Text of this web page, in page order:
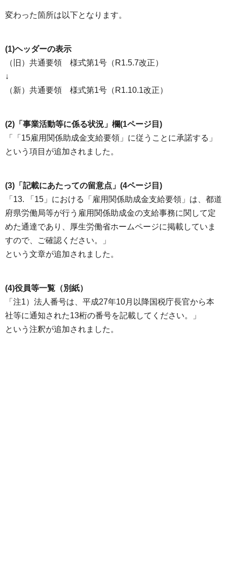
変わった箇所は以下となります。
(1)ヘッダーの表示
（旧）共通要領 様式第1号（R1.5.7改正）
↓
（新）共通要領 様式第1号（R1.10.1改正）
(2)「事業活動等に係る状況」欄(1ページ目)
「「15雇用関係助成金支給要領」に従うことに承諾する」
という項目が追加されました。
(3)「記載にあたっての留意点」(4ページ目)
「13. 「15」における「雇用関係助成金支給要領」は、都道
府県労働局等が行う雇用関係助成金の支給事務に関して定
めた通達であり、厚生労働省ホームページに掲載していま
すので、ご確認ください。」
という文章が追加されました。
(4)役員等一覧（別紙）
「注1）法人番号は、平成27年10月以降国税庁長官から本
社等に通知された13桁の番号を記載してください。」
という注釈が追加されました。